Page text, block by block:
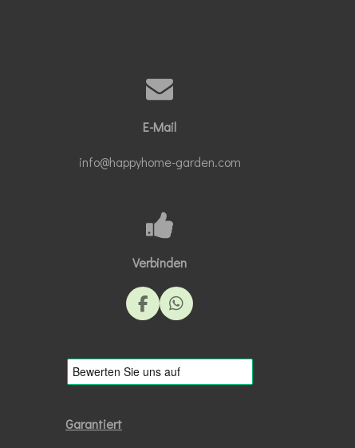
E-Mail
info@happyhome-garden.com
Verbinden
F
a
e
b
o
W
h
t
s
A
Garantiert